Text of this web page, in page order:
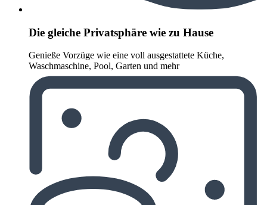
Die gleiche Privatsphäre wie zu Hause
Genieße Vorzüge wie eine voll ausgestattete Küche,
Waschmaschine, Pool, Garten und mehr